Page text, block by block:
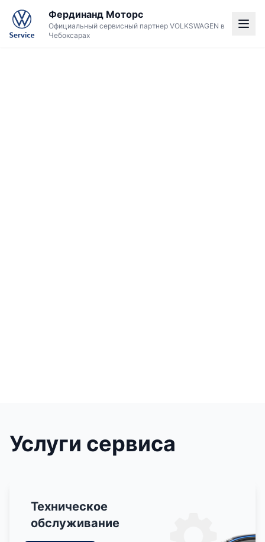
Фердинанд Моторс
Официальный сервисный партнер VOLKSWAGEN в
Чебоксарах
Услуги сервиса
Техническое
обслуживание